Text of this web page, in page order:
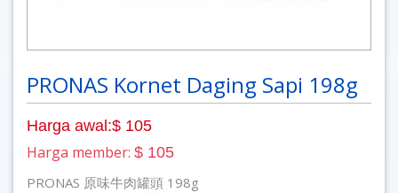
PRONAS Kornet Daging Sapi 198g
Harga awal:$ 105
Harga member: $ 105
PRONAS 原味牛肉罐頭 198g